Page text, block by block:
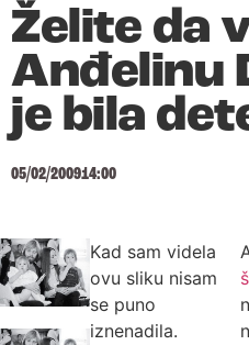
Želite da
Anđelinu
je bila
05/02/200914:00
Kad sam videla
ovu sliku nisam
se puno
iznenadila.